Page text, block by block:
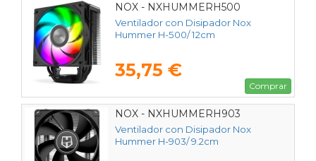
NOX - NXHUMMERH500
Ventilador con Disipador Nox
Hummer H-500/ 12cm
35,75 €
Comprar
NOX - NXHUMMERH903
Ventilador con Disipador Nox
Hummer H-903/ 9.2cm